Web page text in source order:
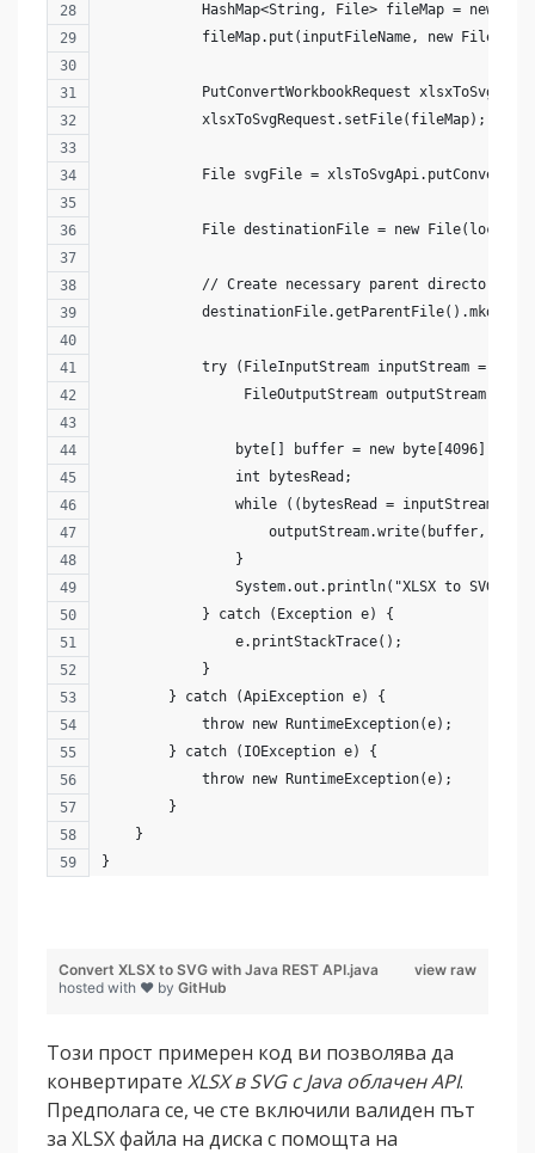
HashMap<String, File> fileMap = new
fileMap.put(inputFileName, new
PutConvertWorkbookRequest
            xlsxToSvgRequest.setFile(fileMap);
File svgFile =
File destinationFile = new
            // Create necessary parent directories
try (FileInputStream inputStream = new
FileOutputStream outputStream =
byte[] buffer = new byte[4096]; //
                int bytesRead;
while ((bytesRead =
outputStream.write(buffer, 0,
                }
System.out.println("XLSX to SVG
            } catch (Exception e) {
                e.printStackTrace();
            }
        } catch (ApiException e) {
            throw new RuntimeException(e);
        } catch (IOException e) {
            throw new RuntimeException(e);
        }
    }
}
view raw
Convert XLSX to SVG with Java REST API.java
hosted with ❤ by GitHub
Този прост примерен код ви позволява да
конвертирате XLSX в SVG с Java облачен API.
Предполага се, че сте включили валиден път
за XLSX файла на диска с помощта на